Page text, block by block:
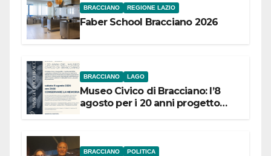
BRACCIANO REGIONE LAZIO
Faber School Bracciano 2026
BRACCIANO LAGO
Museo Civico di Bracciano: l’8
agosto per i 20 anni progetto
BRACCIANO POLITICA